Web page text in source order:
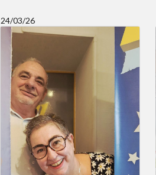
24/03/26